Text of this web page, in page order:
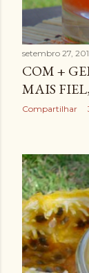
setembro 27,
COM +
MAIS
Compartilhar